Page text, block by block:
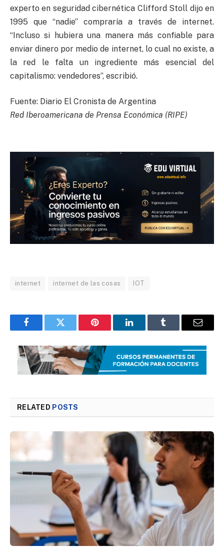
experto en seguridad cibernética Clifford Stoll dijo en
1995 que “nadie” compraría a través de internet.
“Incluso si hubiera una manera más confiable para
enviar dinero por medio de internet, lo cual no existe, a
la red le falta un ingrediente más esencial del
capitalismo: vendedores”, escribió.
Fuente: Diario El Cronista de Argentina
Red Iberoamericana de Prensa Económica (RIPE)
internet internet de las cosas IOT
FacebookTwitter Pinterest LinkedInTumblr Email
RELATED POSTS